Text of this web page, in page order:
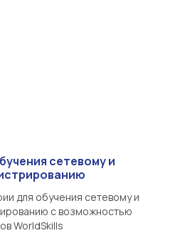
сетевому и
для обучения сетевому и
с возможностью
WorldSkills